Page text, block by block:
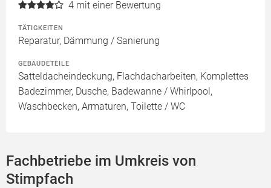
4 mit einer Bewertung
TÄTIGKEITEN
Reparatur, Dämmung / Sanierung
GEBÄUDETEILE
Satteldacheindeckung, Flachdacharbeiten, Komplettes
Badezimmer, Dusche, Badewanne / Whirlpool,
Waschbecken, Armaturen, Toilette / WC
Fachbetriebe im Umkreis von
Stimpfach